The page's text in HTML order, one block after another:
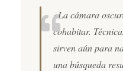
«La cámara
cohabitar.
sirven aún para
una búsqueda